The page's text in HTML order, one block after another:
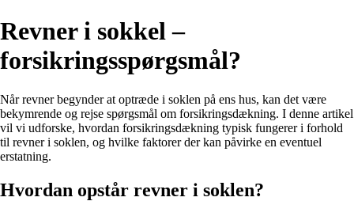
Revner i sokkel –
forsikringsspørgsmål?
Når revner begynder at optræde i soklen på ens hus, kan det være
bekymrende og rejse spørgsmål om forsikringsdækning. I denne artikel
vil vi udforske, hvordan forsikringsdækning typisk fungerer i forhold
til revner i soklen, og hvilke faktorer der kan påvirke en eventuel
erstatning.
Hvordan opstår revner i soklen?